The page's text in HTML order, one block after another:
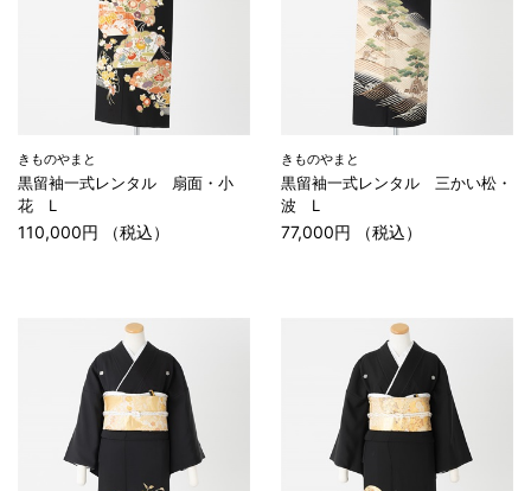
きものやまと
黒留袖一式レンタル 扇面・小
花 L
110,000円 （税込）
きものやまと
黒留袖一式レンタル 三かい松・
波 L
77,000円 （税込）